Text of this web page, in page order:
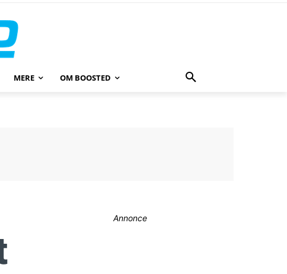
MERE OM BOOSTED
Annonce